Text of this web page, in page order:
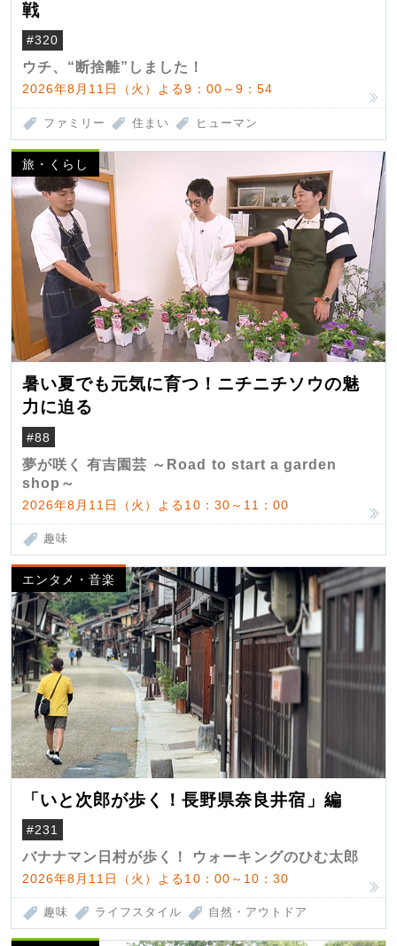
戦
#320
ウチ、“断捨離”しました！
2026年8月11日（火）よる9：00～9：54
ファミリー 住まい ヒューマン
旅・くらし
暑い夏でも元気に育つ！ニチニチソウの魅
力に迫る
#88
夢が咲く 有吉園芸 ～Road to start a garden
shop～
2026年8月11日（火）よる10：30～11：00
趣味
エンタメ・音楽
「いと次郎が歩く！長野県奈良井宿」編
#231
バナナマン日村が歩く！ ウォーキングのひむ太郎
2026年8月11日（火）よる10：00～10：30
趣味 ライフスタイル 自然・アウトドア